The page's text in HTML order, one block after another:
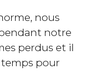
nous
notre
perdus et il
pour